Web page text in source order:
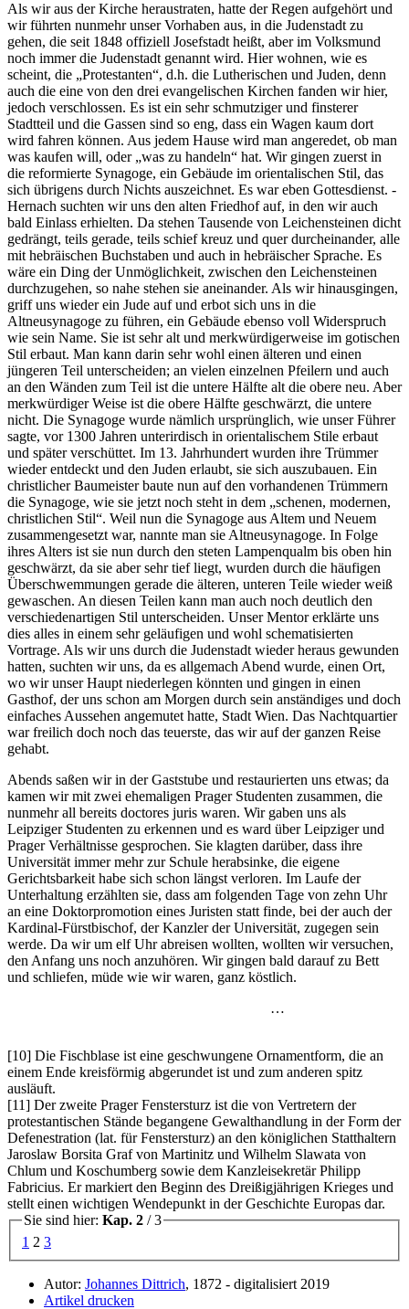
Als wir aus der Kirche heraustraten, hatte der Regen aufgehört und
wir führten nunmehr unser Vorhaben aus, in die Judenstadt zu
gehen, die seit 1848 offiziell Josefstadt heißt, aber im Volksmund
noch immer die Judenstadt genannt wird. Hier wohnen, wie es
scheint, die
Protestanten , d.h. die Lutherischen und Juden, denn
auch die eine von den drei evangelischen Kirchen fanden wir hier,
jedoch verschlossen. Es ist ein sehr schmutziger und finsterer
Stadtteil und die Gassen sind so eng, dass ein Wagen kaum dort
wird fahren können. Aus jedem Hause wird man angeredet, ob man
was kaufen will, oder was zu handeln
hat. Wir gingen zuerst in
die reformierte Synagoge, ein Gebäude im orientalischen Stil, das
sich übrigens durch Nichts auszeichnet. Es war eben Gottesdienst. -
Hernach suchten wir uns den alten Friedhof auf, in den wir auch
bald Einlass erhielten. Da stehen Tausende von Leichensteinen dicht
gedrängt, teils gerade, teils schief kreuz und quer durcheinander, alle
mit hebräischen Buchstaben und auch in hebräischer Sprache. Es
wäre ein Ding der Unmöglichkeit, zwischen den Leichensteinen
durchzugehen, so nahe stehen sie aneinander. Als wir hinausgingen,
griff uns wieder ein Jude auf und erbot sich uns in die
Altneusynagoge zu führen, ein Gebäude ebenso voll Widerspruch
wie sein Name. Sie ist sehr alt und merkwürdigerweise im gotischen
Stil erbaut. Man kann darin sehr wohl einen älteren und einen
jüngeren Teil unterscheiden; an vielen einzelnen Pfeilern und auch
an den Wänden zum Teil ist die untere Hälfte alt die obere neu. Aber
merkwürdiger Weise ist die obere Hälfte geschwärzt, die untere
nicht. Die Synagoge wurde nämlich ursprünglich, wie unser Führer
sagte, vor 1300 Jahren unterirdisch in orientalischem Stile erbaut
und später verschüttet. Im 13. Jahrhundert wurden ihre Trümmer
wieder entdeckt und den Juden erlaubt, sie sich auszubauen. Ein
christlicher Baumeister baute nun auf den vorhandenen Trümmern
die Synagoge, wie sie jetzt noch steht in dem
schenen, modernen,
christlichen Stil . Weil nun die Synagoge aus Altem und Neuem
zusammengesetzt war, nannte man sie Altneusynagoge. In Folge
ihres Alters ist sie nun durch den steten Lampenqualm bis oben hin
geschwärzt, da sie aber sehr tief liegt, wurden durch die häufigen
Überschwemmungen gerade die älteren, unteren Teile wieder weiß
gewaschen. An diesen Teilen kann man auch noch deutlich den
verschiedenartigen Stil unterscheiden. Unser Mentor erklärte uns
dies alles in einem sehr geläufigen und wohl schematisierten
Vortrage. Als wir uns durch die Judenstadt wieder heraus gewunden
hatten, suchten wir uns, da es allgemach Abend wurde, einen Ort,
wo wir unser Haupt niederlegen könnten und gingen in einen
Gasthof, der uns schon am Morgen durch sein anständiges und doch
einfaches Aussehen angemutet hatte, Stadt Wien. Das Nachtquartier
war freilich doch noch das teuerste, das wir auf der ganzen Reise
gehabt.
Abends saßen wir in der Gaststube und restaurierten uns etwas; da
kamen wir mit zwei ehemaligen Prager Studenten zusammen, die
nunmehr all bereits doctores juris waren. Wir gaben uns als
Leipziger Studenten zu erkennen und es ward über Leipziger und
Prager Verhältnisse gesprochen. Sie klagten darüber, dass ihre
Universität immer mehr zur Schule herabsinke, die eigene
Gerichtsbarkeit habe sich schon längst verloren. Im Laufe der
Unterhaltung erzählten sie, dass am folgenden Tage von zehn Uhr
an eine Doktorpromotion eines Juristen statt finde, bei der auch der
Kardinal-Fürstbischof, der Kanzler der Universität, zugegen sein
werde. Da wir um elf Uhr abreisen wollten, wollten wir versuchen,
den Anfang uns noch anzuhören. Wir gingen bald darauf zu Bett
und schliefen, müde wie wir waren, ganz köstlich.
…
[10] Die Fischblase ist eine geschwungene Ornamentform, die an
einem Ende kreisförmig abgerundet ist und zum anderen spitz
ausläuft.
[11] Der zweite Prager Fenstersturz ist die von Vertretern der
protestantischen Stände begangene Gewalthandlung in der Form der
Defenestration (lat. für Fenstersturz) an den königlichen Statthaltern
Jaroslaw Borsita Graf von Martinitz und Wilhelm Slawata von
Chlum und Koschumberg sowie dem Kanzleisekretär Philipp
Fabricius. Er markiert den Beginn des Dreißigjährigen Krieges und
stellt einen wichtigen Wendepunkt in der Geschichte Europas dar.
Sie sind hier: Kap. 2 / 3
1 2 3
Autor: Johannes Dittrich, 1872 - digitalisiert 2019
Artikel drucken